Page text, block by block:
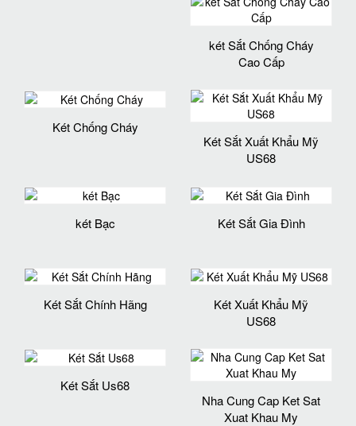
két Sắt Chống Cháy
Cao Cấp
Két Chống Cháy
Két Sắt Xuất Khẩu Mỹ
US68
két Bạc Két Sắt Gia Đình
Két Sắt Chính Hãng
Két Xuất Khẩu Mỹ
US68
Két Sắt Us68
Nha Cung Cap Ket Sat
Xuat Khau My